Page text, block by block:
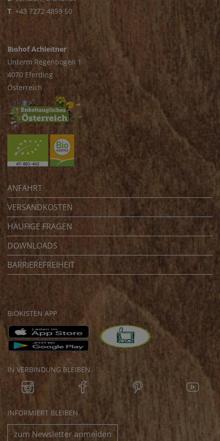
T. +43 7272 4859 50
Biohof Achleitner
Unterm Regenbogen 1
4070 Eferding
Österreich
ANFAHRT
VERSANDKOSTEN
HÄUFIGE FRAGEN
DOWNLOADS
BARRIEREFREIHEIT
BIOKISTEN APP
IN VERBINDUNG BLEIBEN
INFORMIERT BLEIBEN
zum Newsletter anmelden